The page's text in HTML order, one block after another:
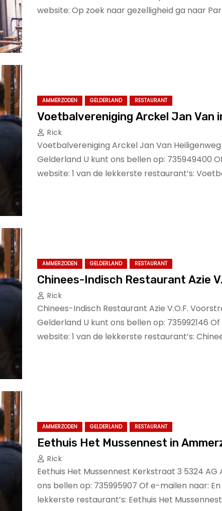
website: Op zoek naar gezelligheid ga naar
AMMERZODEN GELDERLAND RESTAURANT
Voetbalvereniging Arckel Jan Van
Rick
Voetbalvereniging Arckel Jan Van
Gelderland U kunt ons bellen op: 735949400
website: 1 van de lekkerste restaurant’s:
AMMERZODEN GELDERLAND RESTAURANT
Chinees-Indisch Restaurant Azie
Rick
Chinees-Indisch Restaurant Azie V.O.F.
Gelderland U kunt ons bellen op: 735992146
website: 1 van de lekkerste restaurant’s:
AMMERZODEN GELDERLAND RESTAURANT
Eethuis Het Mussennest in
Rick
Eethuis Het Mussennest Kerkstraat 3 5324
ons bellen op: 735995907 Of e-mailen naar:
lekkerste restaurant’s: Eethuis Het